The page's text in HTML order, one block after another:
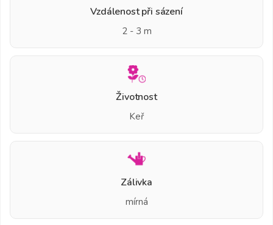
Vzdálenost při sázení
2 - 3 m
Životnost
Keř
Zálivka
mírná